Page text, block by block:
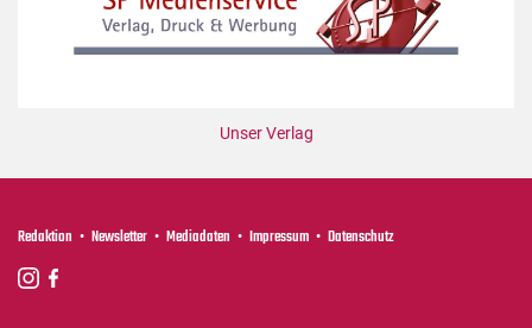
Unser Verlag
Redaktion Newsletter Mediadaten Impressum Datenschutz